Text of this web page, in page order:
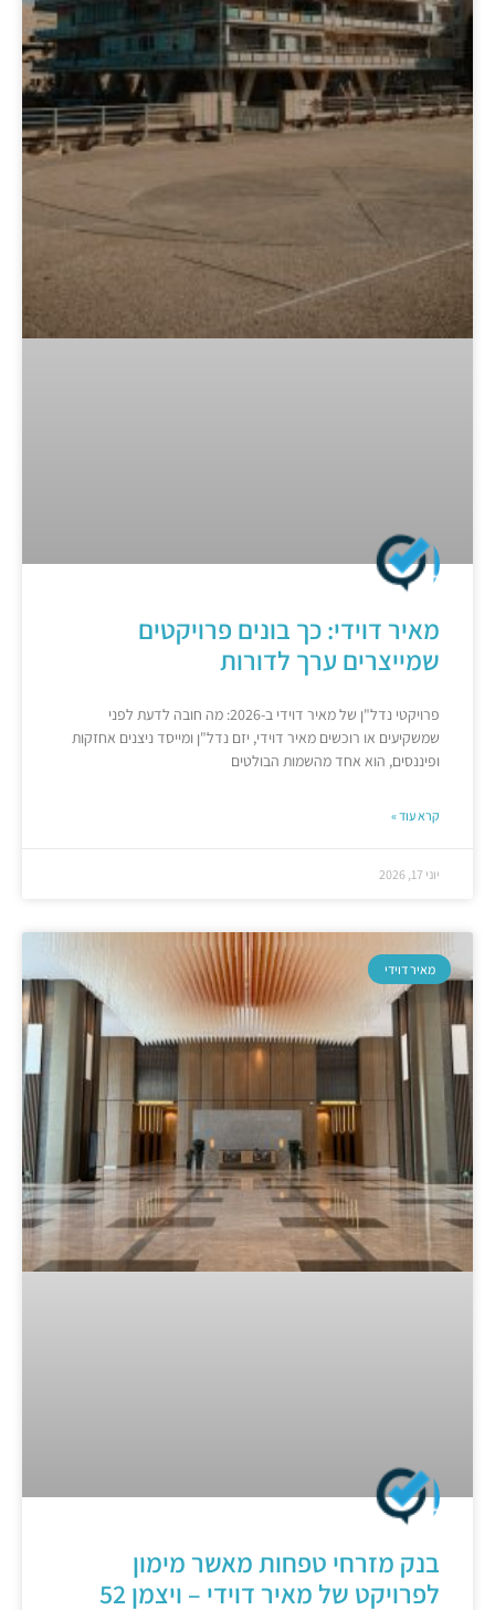
מאיר דוידי: כך בונים פרויקטים
שמייצרים ערך לדורות
פרויקטי נדל"ן של מאיר דוידי ב-2026: מה חובה לדעת לפני
שמשקיעים או רוכשים מאיר דוידי, יזם נדל"ן ומייסד ניצנים אחזקות
ופיננסים, הוא אחד מהשמות הבולטים
קרא עוד »
יוני 17, 2026
מאיר דוידי
בנק מזרחי טפחות מאשר מימון
לפרויקט של מאיר דוידי – ויצמן 52